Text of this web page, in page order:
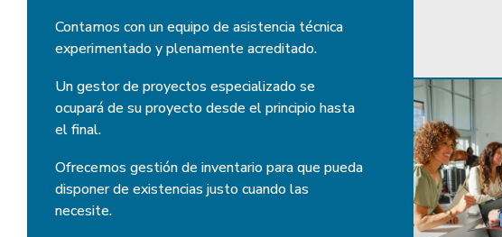
Contamos con un equipo de asistencia técnica
experimentado y plenamente acreditado.
Un gestor de proyectos especializado se
ocupará de su proyecto desde el principio hasta
el final.
Ofrecemos gestión de inventario para que pueda
disponer de existencias justo cuando las
necesite.